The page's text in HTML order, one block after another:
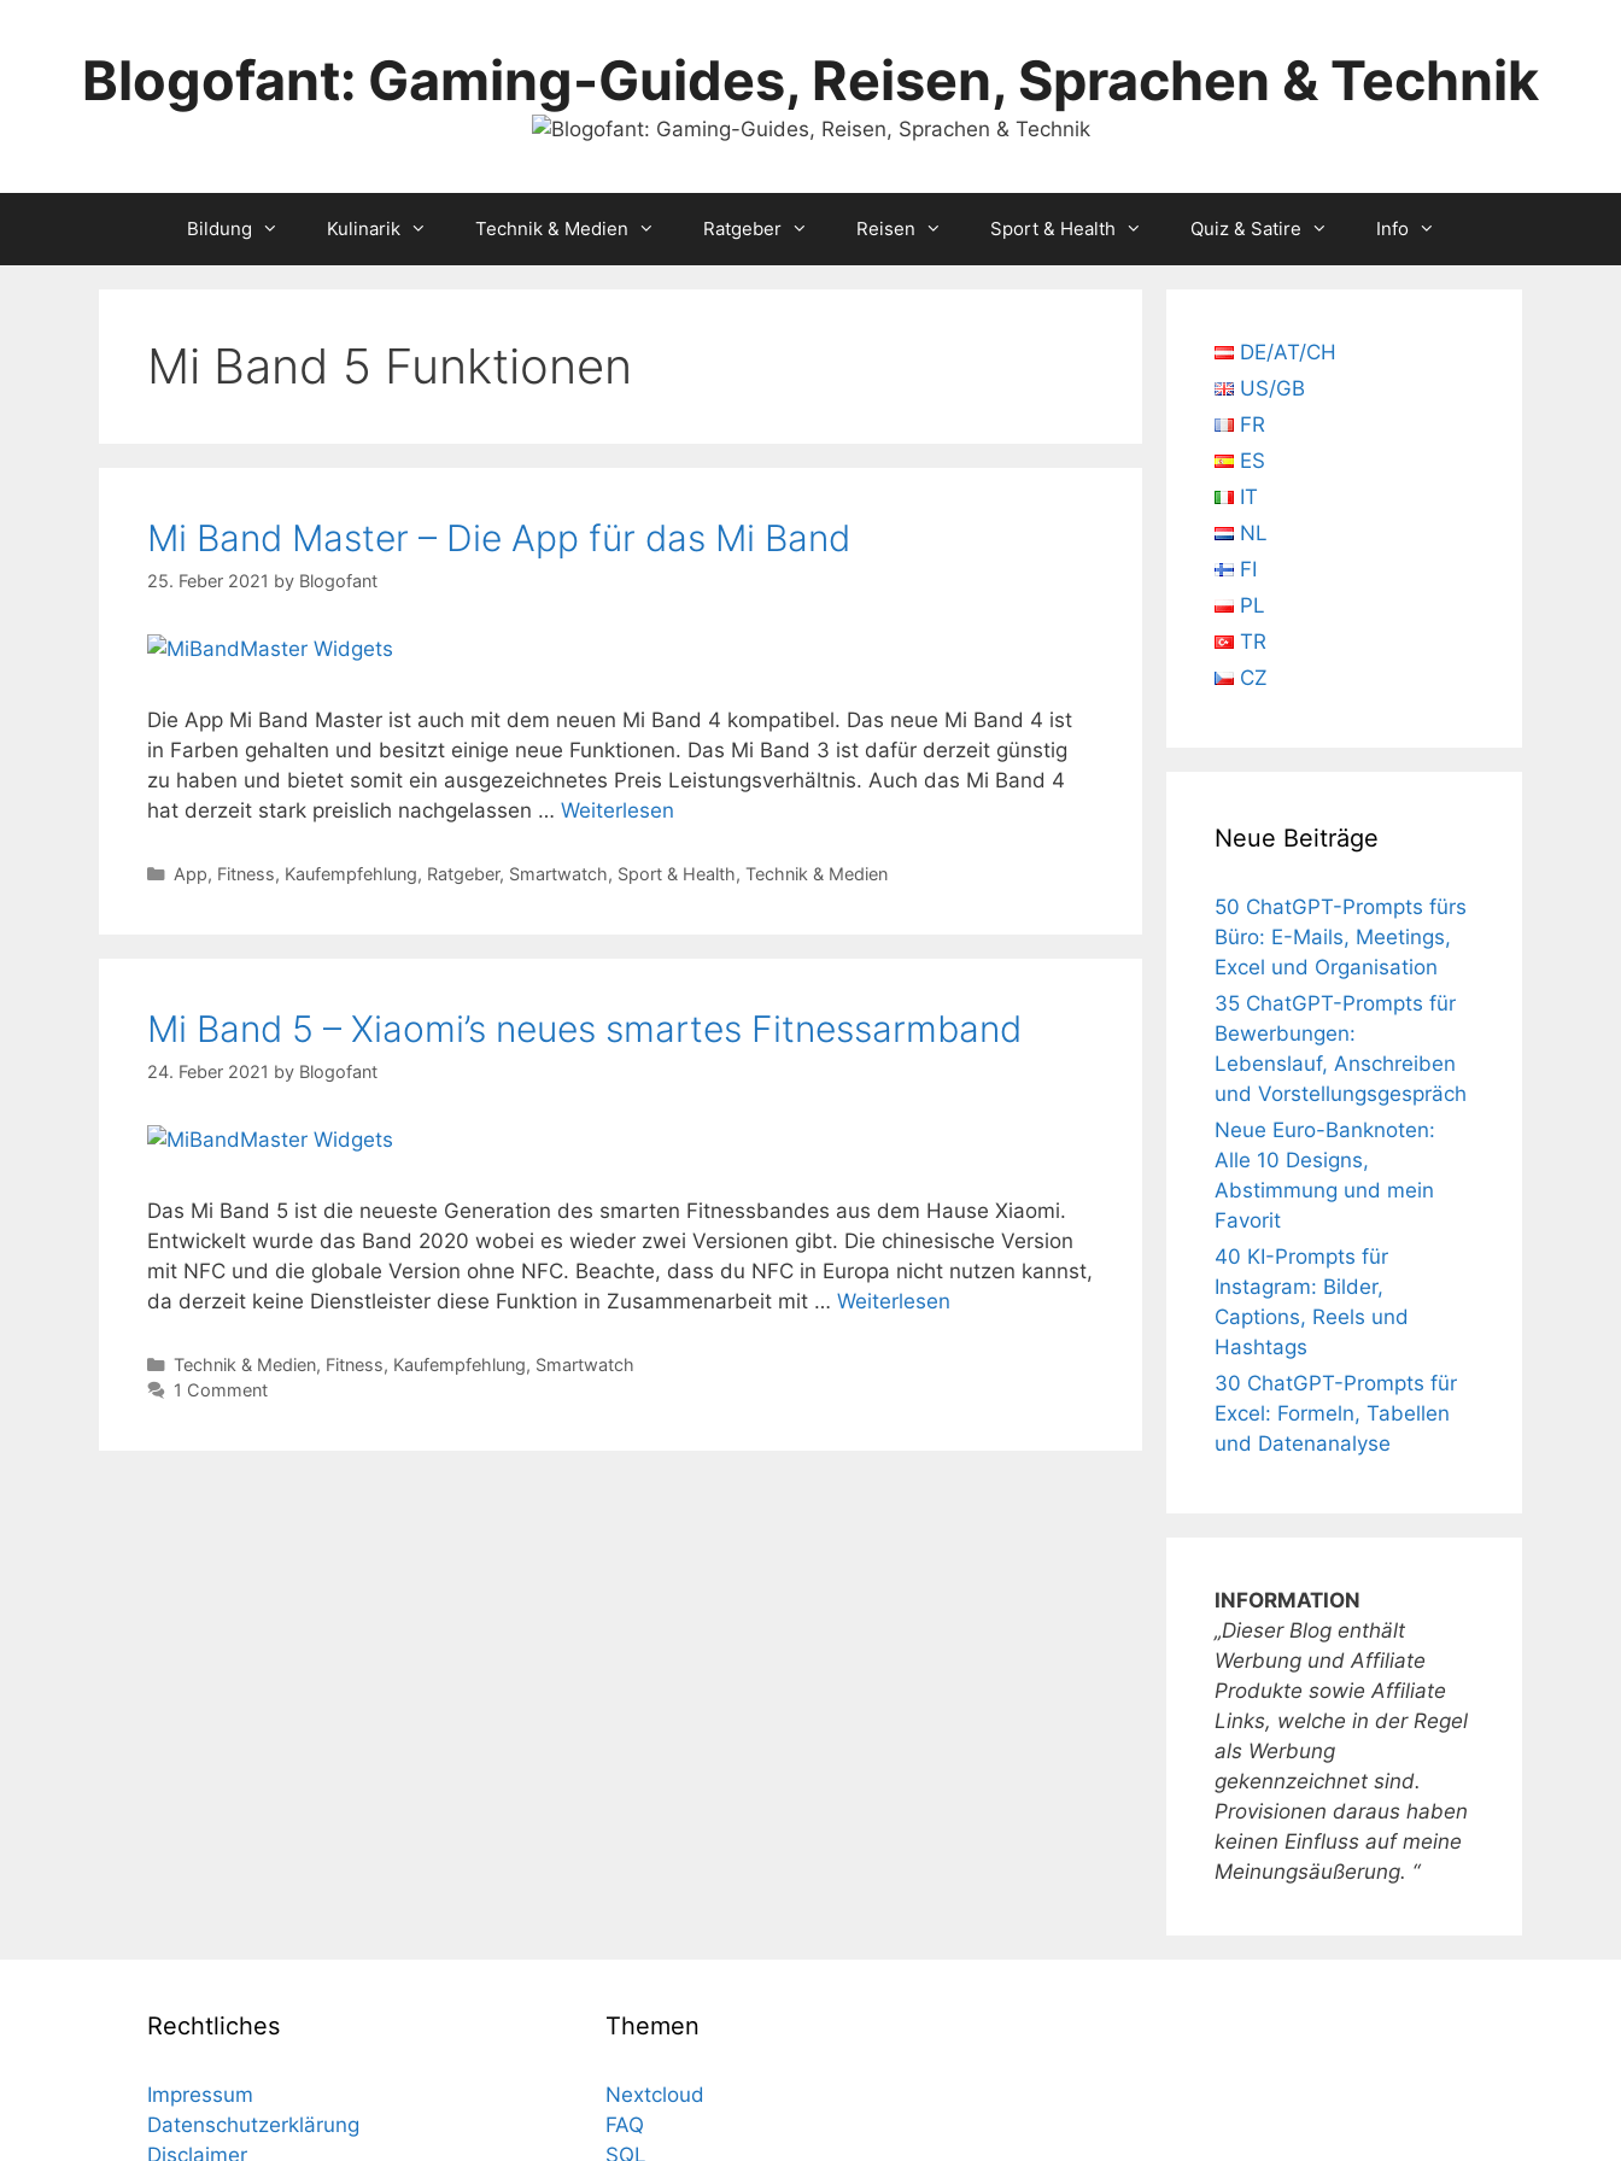
Blogofant: Gaming-Guides, Reisen, Sprachen & Technik
Bildung Kulinarik Technik & Medien Ratgeber Reisen Sport & Health Quiz & Satire Info
Mi Band 5 Funktionen
Mi Band Master – Die App für das Mi Band
25. Feber 2021 by Blogofant
Die App Mi Band Master ist auch mit dem neuen Mi Band 4 kompatibel. Das neue Mi Band 4 ist
in Farben gehalten und besitzt einige neue Funktionen. Das Mi Band 3 ist dafür derzeit günstig
zu haben und bietet somit ein ausgezeichnetes Preis Leistungsverhältnis. Auch das Mi Band 4
hat derzeit stark preislich nachgelassen … Weiterlesen
Kategorien
App, Fitness, Kaufempfehlung, Ratgeber, Smartwatch, Sport & Health, Technik & Medien
Mi Band 5 – Xiaomi’s neues smartes Fitnessarmband
24. Feber 2021 by Blogofant
Das Mi Band 5 ist die neueste Generation des smarten Fitnessbandes aus dem Hause Xiaomi.
Entwickelt wurde das Band 2020 wobei es wieder zwei Versionen gibt. Die chinesische Version
mit NFC und die globale Version ohne NFC. Beachte, dass du NFC in Europa nicht nutzen kannst,
da derzeit keine Dienstleister diese Funktion in Zusammenarbeit mit … Weiterlesen
Kategorien
Technik & Medien, Fitness, Kaufempfehlung, Smartwatch
1 Comment
DE/AT/CH
US/GB
FR
ES
IT
NL
FI
PL
TR
CZ
Neue Beiträge
50 ChatGPT-Prompts fürs
Büro: E-Mails, Meetings,
Excel und Organisation
35 ChatGPT-Prompts für
Bewerbungen:
Lebenslauf, Anschreiben
und Vorstellungsgespräch
Neue Euro-Banknoten:
Alle 10 Designs,
Abstimmung und mein
Favorit
40 KI-Prompts für
Instagram: Bilder,
Captions, Reels und
Hashtags
30 ChatGPT-Prompts für
Excel: Formeln, Tabellen
und Datenanalyse
INFORMATION
„Dieser Blog enthält
Werbung und Affiliate
Produkte sowie Affiliate
Links, welche in der Regel
als Werbung
gekennzeichnet sind.
Provisionen daraus haben
keinen Einfluss auf meine
Meinungsäußerung. “
Rechtliches
Impressum
Datenschutzerklärung
Disclaimer
Themen
Nextcloud
FAQ
SQL